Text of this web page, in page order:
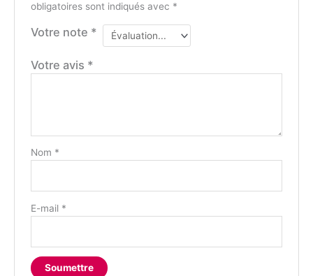
obligatoires sont indiqués avec *
Votre note *
Votre avis *
Nom *
E-mail *